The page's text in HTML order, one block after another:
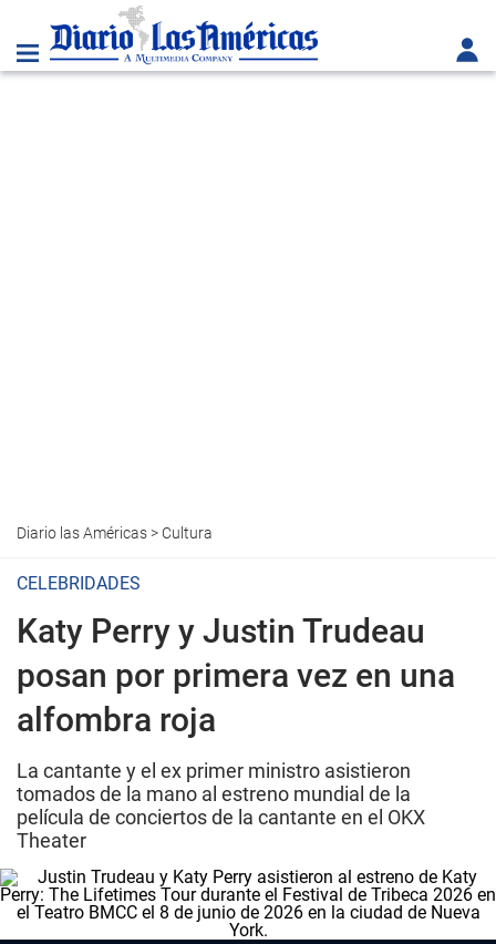
Diario las Américas> Cultura
CELEBRIDADES
Katy Perry y Justin Trudeau
posan por primera vez en una
alfombra roja
La cantante y el ex primer ministro asistieron
tomados de la mano al estreno mundial de la
película de conciertos de la cantante en el OKX
Theater